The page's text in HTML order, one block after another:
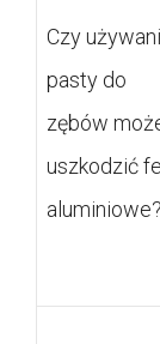
Czy
pasty do
zębów
uszkodzić
aluminiowe?